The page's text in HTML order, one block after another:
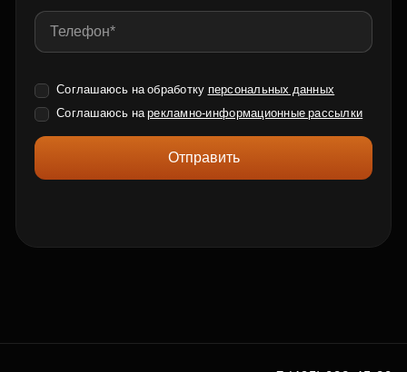
Соглашаюсь на обработку персональных данных
Соглашаюсь нарекламно-информационные рассылки
Отправить